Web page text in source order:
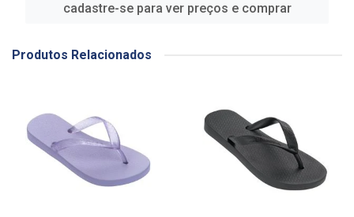
cadastre-se para ver preços e comprar
Produtos Relacionados